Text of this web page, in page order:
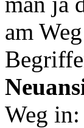
am
Weg in: